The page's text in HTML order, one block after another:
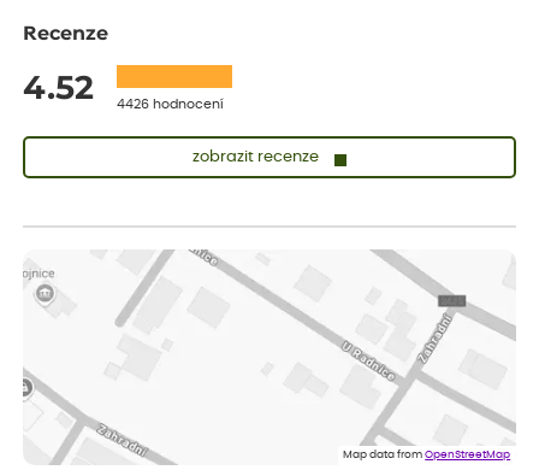
Recenze
4.52 4426 hodnocení
zobrazit recenze
Vše přišlo velice rychle krásně zabalené. Rostlinky po přesazení
velice dobře prospívají
Jarda
Dobrý den, byli jsme spokojeni
Eshop, objednání bylo v pořádku, žádný problém. Jen jsem byla
smutná z dodávky jedné kytky, která nebyla v nejlepší kondici a i
Map data fromOpenStreetMap